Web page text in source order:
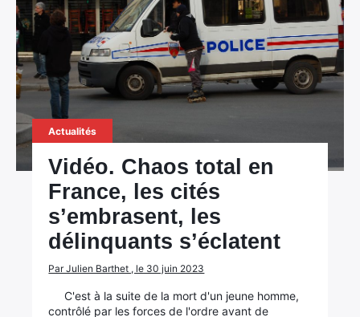
Actualités
Vidéo. Chaos total en
France, les cités
s’embrasent, les
délinquants s’éclatent
Par Julien Barthet , le 30 juin 2023
C'est à la suite de la mort d'un jeune homme,
contrôlé par les forces de l'ordre avant de